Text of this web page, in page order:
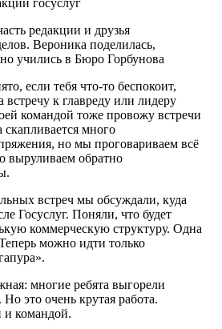
редакции и друзья
Вероника поделилась,
учились в Бюро Горбунова
если тебя что-то беспокоит,
к главреду или лидеру
командой тоже провожу встречи
много
но мы проговариваем всё
выруливаем обратно
встреч мы обсуждали, куда
Госуслуг. Поняли, что будет
коммерческую структуру. Одна
можно идти только
многие ребята выгорели
это очень крутая работа.
и командой.